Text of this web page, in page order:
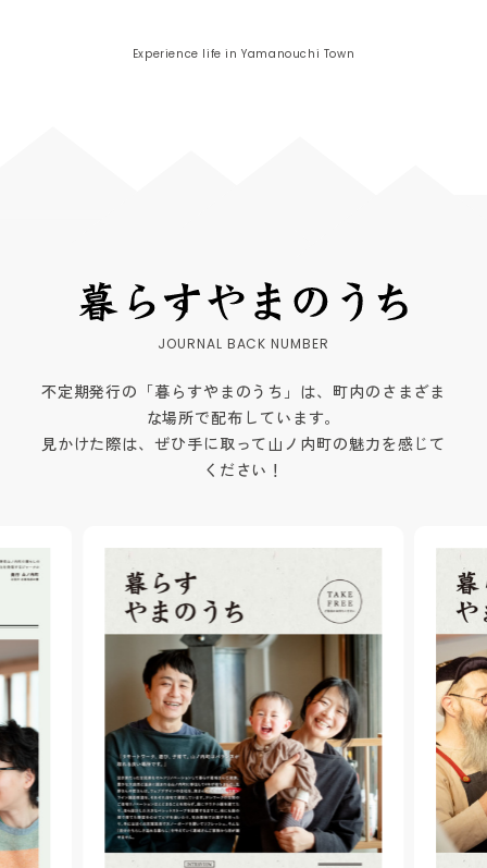
Experience life in Yamanouchi Town
不定期発行の「暮らすやまのうち」は、町内のさまざま
な場所で配布しています。
見かけた際は、ぜひ手に取って山ノ内町の魅力を感じて
ください！